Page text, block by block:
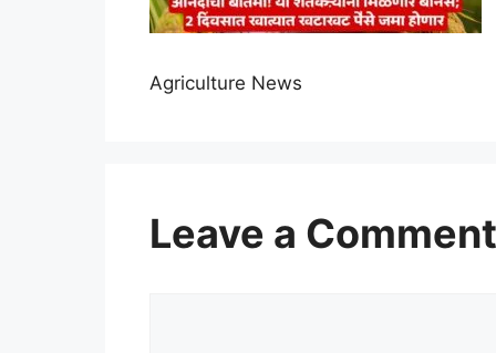
Agriculture News
Leave a Comment